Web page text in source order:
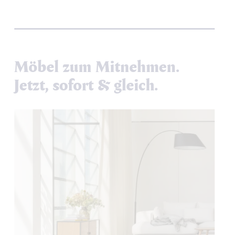
Möbel zum Mitnehmen.
Jetzt, sofort & gleich.